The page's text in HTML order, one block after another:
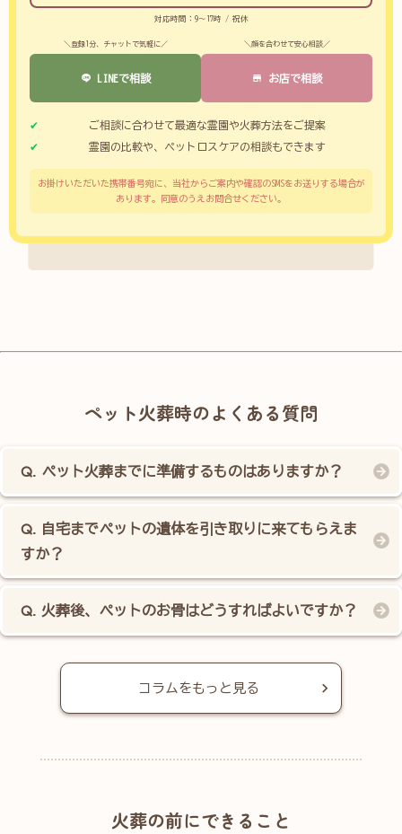
対応時間：9～17時 / 祝休
＼登録1分、チャットで気軽に／
LINEで相談
＼顔を合わせて安心相談／
お店で相談
ご相談に合わせて最適な霊園や火葬方法をご提案
霊園の比較や、ペットロスケアの相談もできます
お掛けいただいた携帯番号宛に、当社からご案内や確認のSMSをお送りする場合が
あります。同意のうえお問合せください。
ペット火葬時のよくある質問
ペット火葬までに準備するものはありますか？
自宅までペットの遺体を引き取りに来てもらえま
すか？
火葬後、ペットのお骨はどうすればよいですか？
コラムをもっと見る
火葬の前にできること